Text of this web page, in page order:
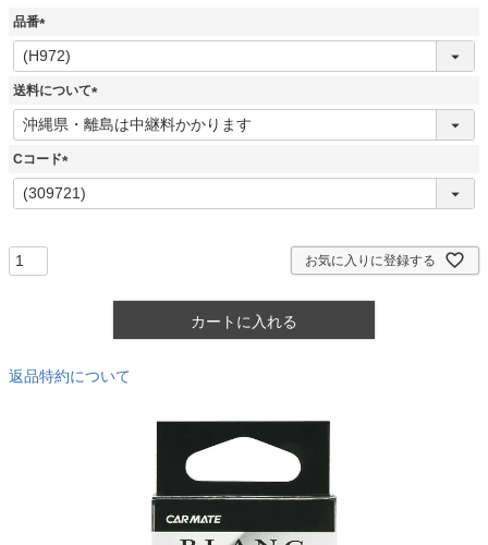
品番
(
必
須
送料について
(
必
Cコード
(
必
お気に入りに登録する
カートに入れる
返品特約について